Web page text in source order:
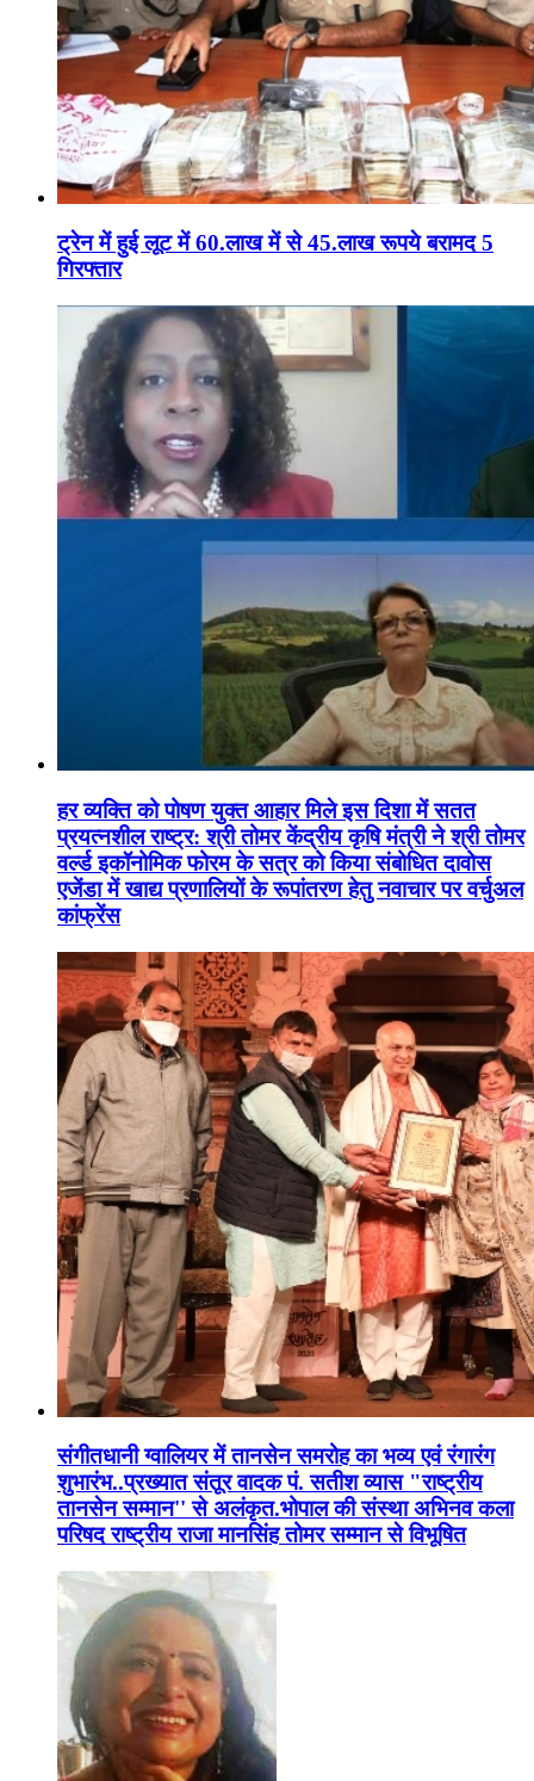
ट्रेन में हुई लूट में 60.लाख में से 45.लाख रूपये बरामद 5
गिरफ्तार
हर व्यक्ति को पोषण युक्त आहार मिले इस दिशा में सतत
प्रयत्नशील राष्ट्र: श्री तोमर केंद्रीय कृषि मंत्री ने श्री तोमर
वर्ल्ड इकॉनोमिक फोरम के सत्र को किया संबोधित दावोस
एजेंडा में खाद्य प्रणालियों के रूपांतरण हेतु नवाचार पर वर्चुअल
कांफ्रेंस
संगीतधानी ग्वालियर में तानसेन समरोह का भव्य एवं रंगारंग
शुभारंभ..प्रख्यात संतूर वादक पं. सतीश व्यास "राष्ट्रीय
तानसेन सम्मान'' से अलंकृत.भोपाल की संस्था अभिनव कला
परिषद राष्ट्रीय राजा मानसिंह तोमर सम्मान से विभूषित